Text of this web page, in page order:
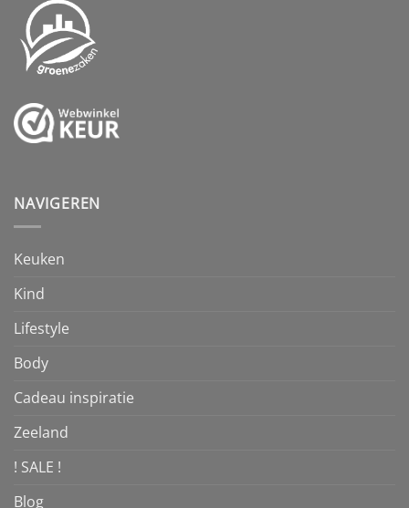
NAVIGEREN
Keuken
Kind
Lifestyle
Body
Cadeau inspiratie
Zeeland
! SALE !
Blog